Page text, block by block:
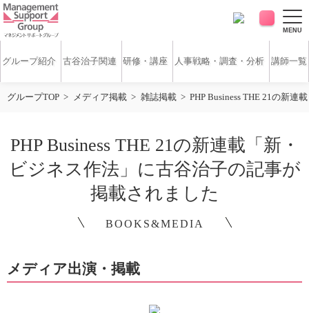
MENU
グループ紹介 古谷治子関連 研修・講座 人事戦略・調査・分析 講師一覧
無料研修動画 導入実績
お客様の声
営業時間：平日9:30 ～ 18:30
グループTOP メディア掲載 雑誌掲載 PHP Business THE 21の新連
PHP Business THE 21の新連載「新・
ビジネス作法」に古谷治子の記事が
掲載されました
BOOKS&MEDIA
メディア出演・掲載